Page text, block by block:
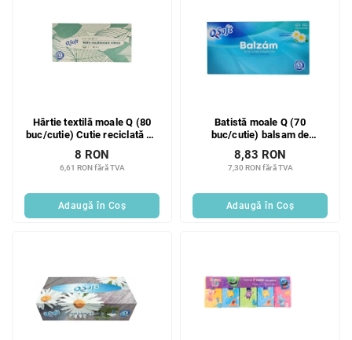
Hârtie textilă moale Q (80
buc/cutie) Cutie reciclată cu
3 straturi
6,61 RON fără TVA
8 RON
Adaugă în Coş
Batistă moale Q (70
buc/cutie) balsam de
mușețel cu 3 straturi
7,30 RON fără TVA
8,83 RON
Adaugă în Coş